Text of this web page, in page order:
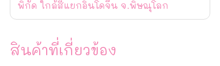
พิกัด ใกล้สี่แยกอินโดจีน จ.พิษณุโลก
สินค้าที่เกี่ยวข้อง